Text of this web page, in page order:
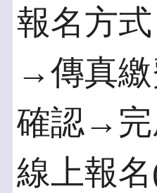
報名方
→傳真
確認→完
線上報